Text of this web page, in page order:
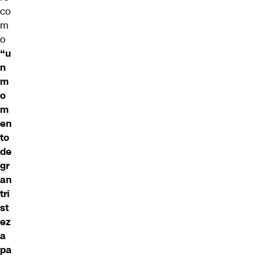
co
m
o
“u
n
m
o
m
en
to
de
gr
an
tri
st
ez
a
pa